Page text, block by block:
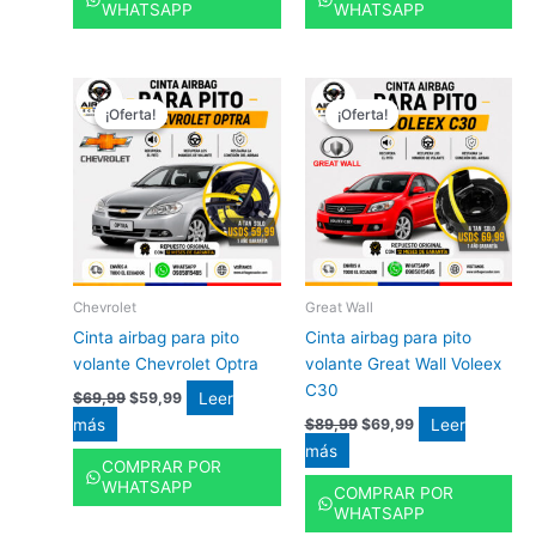
WHATSAPP
WHATSAPP
¡Oferta!
¡Oferta!
Chevrolet
Cinta airbag para pito
volante Chevrolet Optra
$69,99
precio
original
era:
$69,99.
$59,99
El
precio
actual
es:
$59,99.
Leer
más
COMPRAR POR
WHATSAPP
¡Oferta!
¡Oferta!
Great Wall
Cinta airbag para pito
volante Great Wall Voleex
C30
$89,99
precio
original
era:
$89,99.
$69,99
El
precio
actual
es:
$69,99.
Leer
más
COMPRAR POR
WHATSAPP